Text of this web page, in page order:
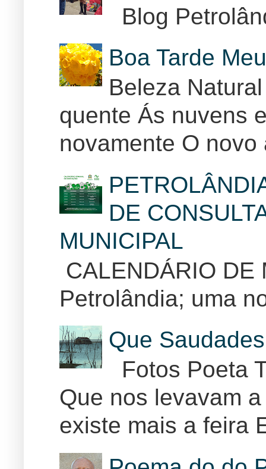
Blog
Boa Tarde
Beleza
quente Ás nuvens
novamente O
DE
MUNICIPAL
CALENDÁRIO DE
Petrolândia; uma
Que
Fotos Poeta
Que nos levavam
existe mais a feira